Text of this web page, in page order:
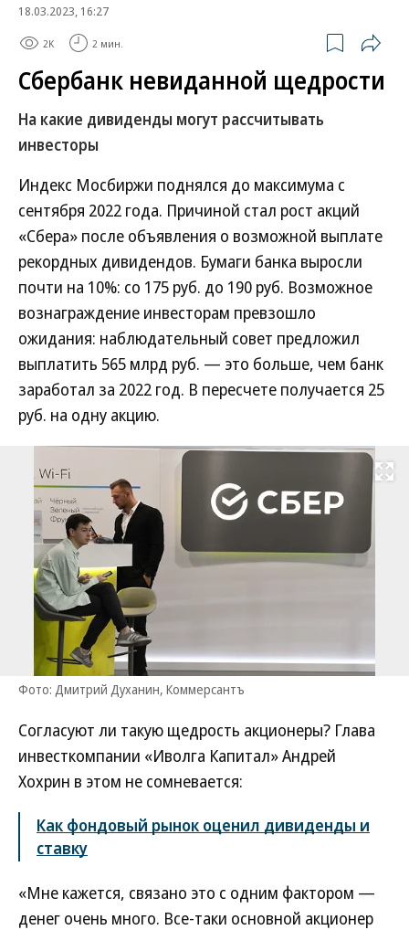
18.03.2023, 16:27
2K 2 мин.
Сбербанк невиданной щедрости
На какие дивиденды могут рассчитывать
инвесторы
Индекс Мосбиржи поднялся до максимума с
сентября 2022 года. Причиной стал рост акций
«Сбера» после объявления о возможной выплате
рекордных дивидендов. Бумаги банка выросли
почти на 10%: со 175 руб. до 190 руб. Возможное
вознаграждение инвесторам превзошло
ожидания: наблюдательный совет предложил
выплатить 565 млрд руб. — это больше, чем банк
заработал за 2022 год. В пересчете получается 25
руб. на одну акцию.
Развернуть
Фото: Дмитрий Духанин, Коммерсантъ
Согласуют ли такую щедрость акционеры? Глава
инвесткомпании «Иволга Капитал» Андрей
Хохрин в этом не сомневается:
Как фондовый рынок оценил дивиденды и
ставку
«Мне кажется, связано это с одним фактором —
денег очень много. Все-таки основной акционер